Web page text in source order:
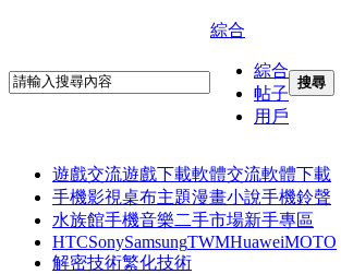
綜合
綜合
帖子
用戶
搜尋
遊戲交流遊戲下載軟體交流軟體下載
手機影視桌布主題漫畫小說手機鈴聲
水族館手機音樂二手市場新手專區
HTCSonySamsungTWMHuaweiMOTO
解密技術繁化技術